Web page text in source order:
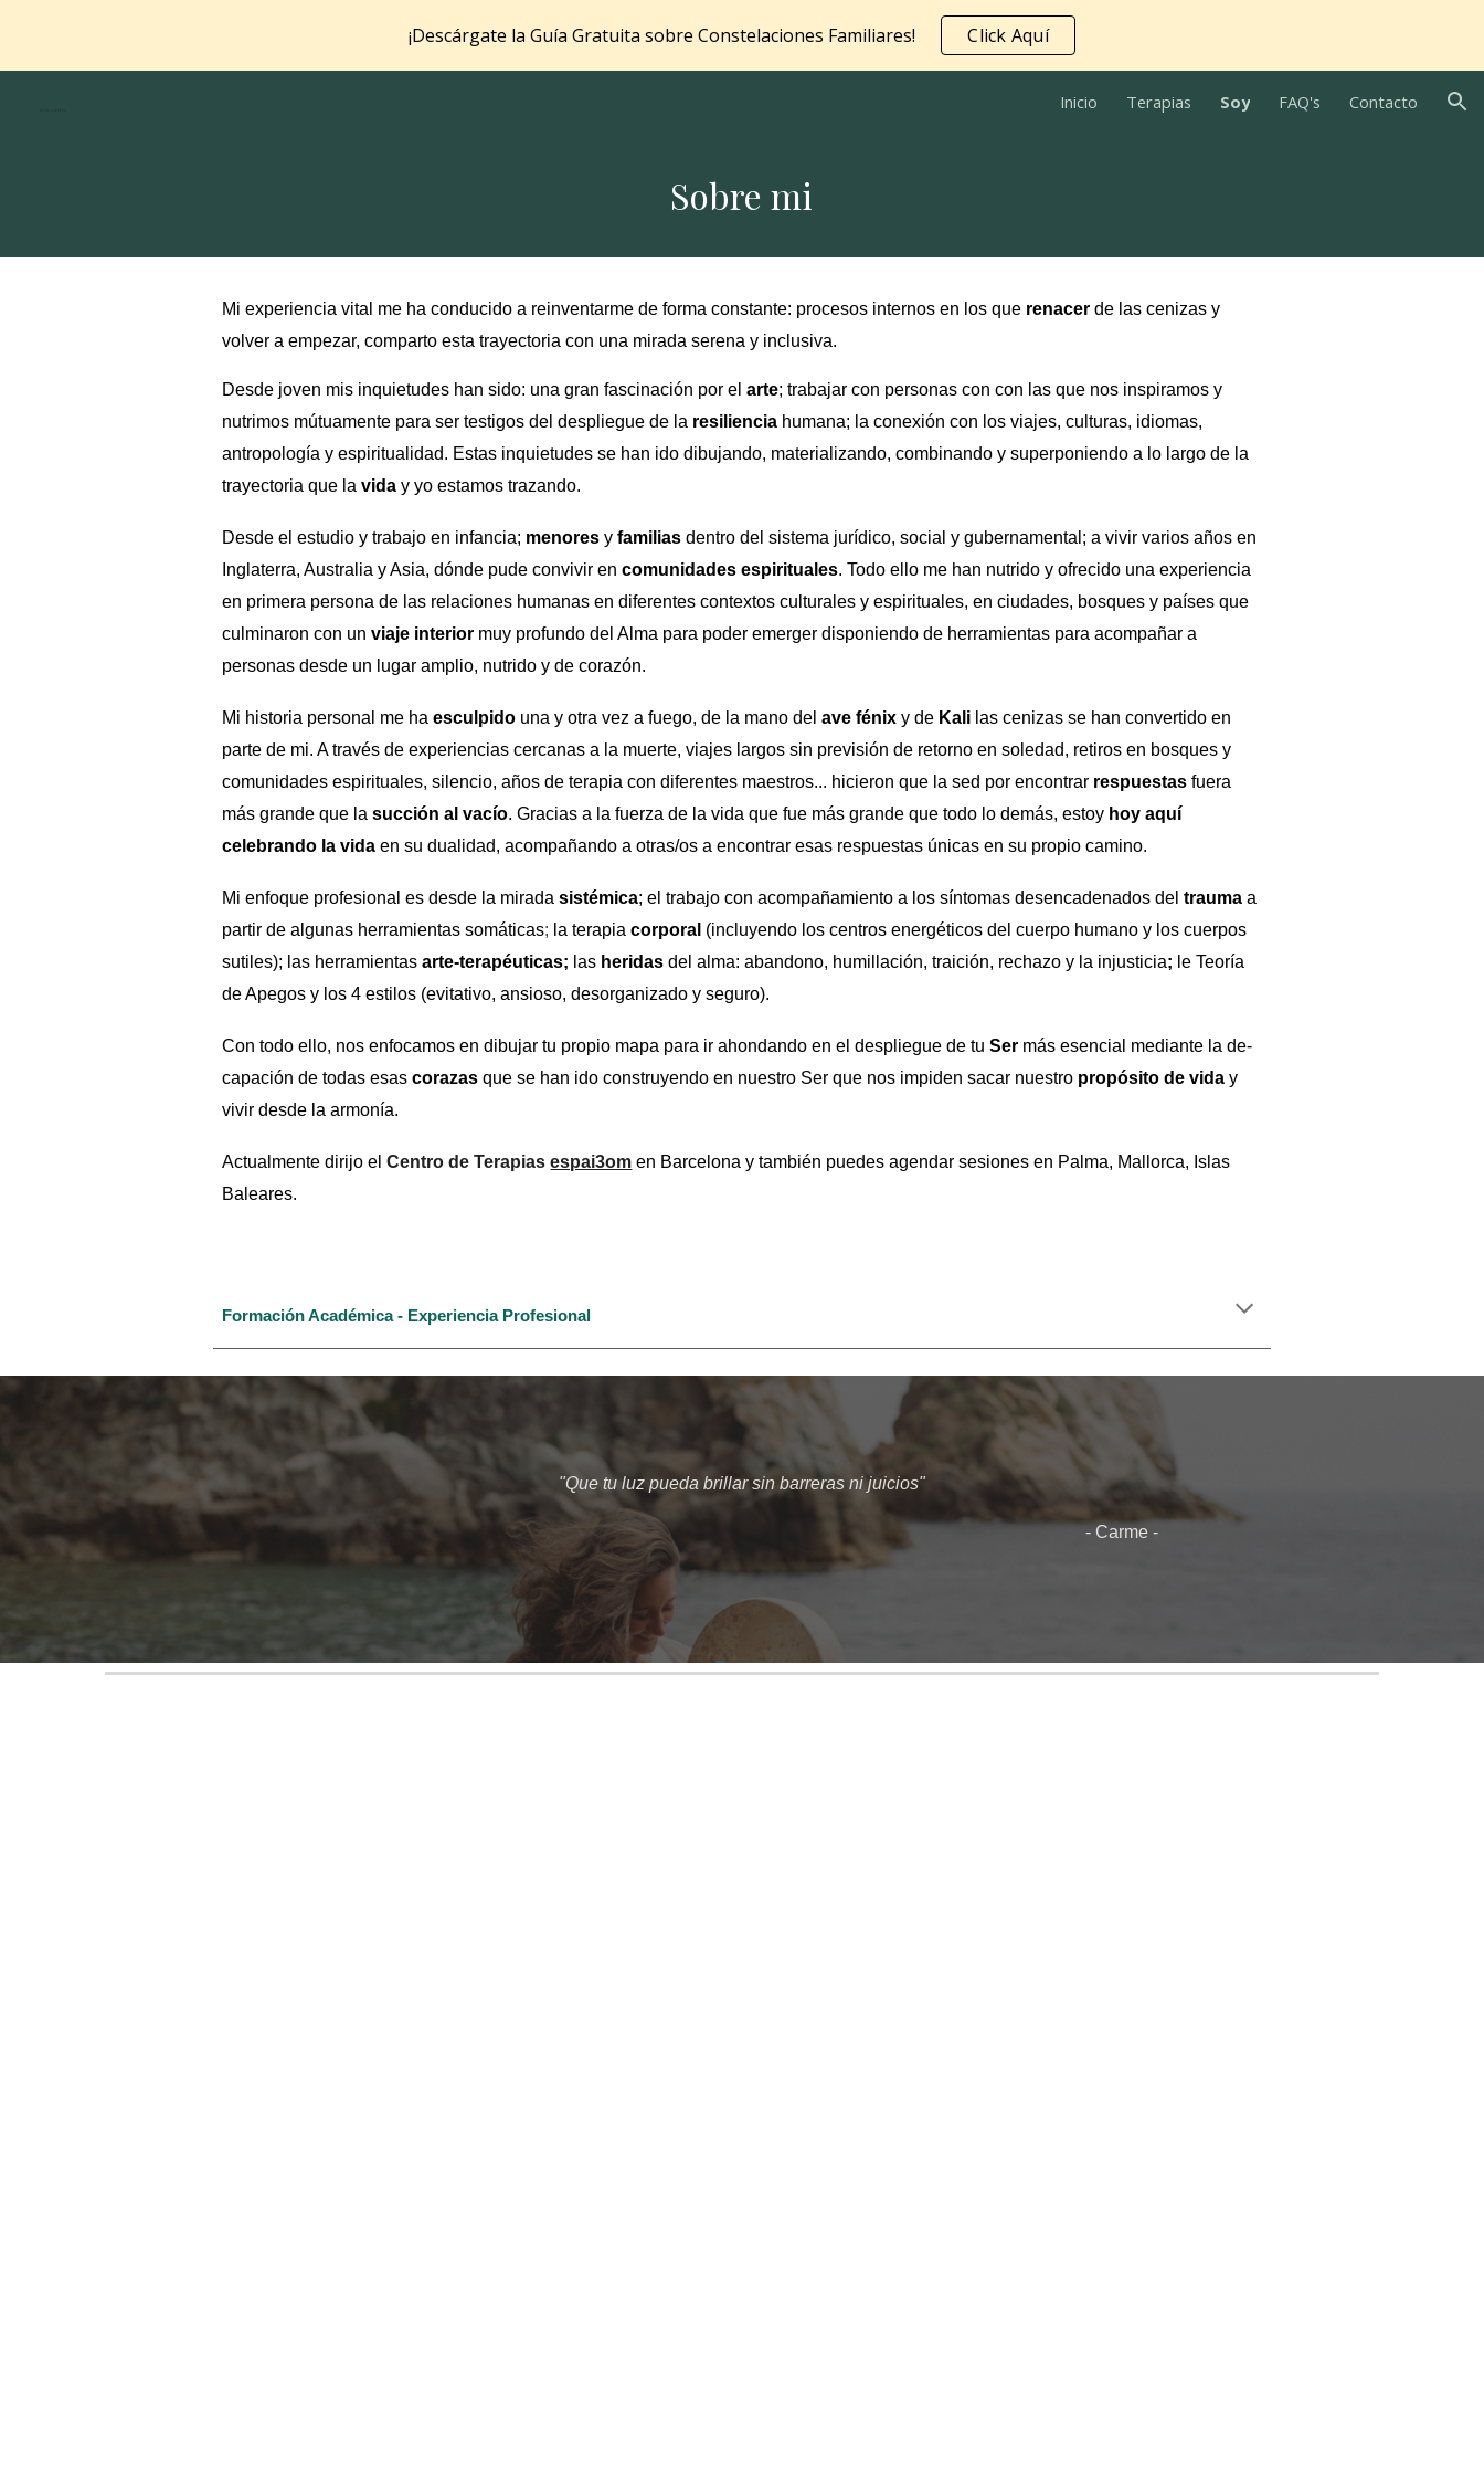
Skip to main content Skip to navigation
¡Descárgate la Guía Gratuita sobre Constelaciones Familiares! Click Aquí
Inicio Terapias Soy FAQ's Contacto
Sobre mi
Mi experiencia vital me ha conducido a reinventarme de forma constante: procesos internos en los que renacer de las cenizas y
volver a empezar, comparto esta trayectoria con una mirada serena y inclusiva.
Desde joven mis inquietudes han sido: una gran fascinación por elarte; trabajar con personas con con las que nos inspiramos y
nutrimos mútuamente para ser testigos del despliegue de la resiliencia humana; la conexión con los viajes, culturas, idiomas,
antropología y espiritualidad. Estas inquietudes se han ido dibujando, materializando, combinando y superponiendo a lo largo de la
trayectoria que lavida y yo estamos trazando.
Desde el estudio y trabajo en infancia; menores yfamilias dentro del sistema jurídico, social y gubernamental; a vivir varios años en
Inglaterra, Australia y Asia, dónde pude convivir encomunidades espirituales. Todo ello me han nutrido y ofrecido una experiencia
en primera persona de las relaciones humanas en diferentes contextos culturales y espirituales, en ciudades, bosques y países que
culminaron con unviaje interior muy profundo del Alma para poder emerger disponiendo de herramientas para acompañar a
personas desde un lugar amplio, nutrido y de corazón.
Mi historia personal me haesculpido una y otra vez a fuego, de la mano delave fénixy de Kali las cenizas se han convertido en
parte de mi. A través de experiencias cercanas a la muerte, viajes largos sin previsión de retorno en soledad, retiros en bosques y
comunidades espirituales, silencio, años de terapia con diferentes maestros... hicieron que la sed por encontrar respuestas fuera
más grande que lasucción al vacío. Gracias a la fuerza de la vida que fue más grande que todo lo demás, estoy hoy aquí
celebrando la vida en su dualidad, acompañando a otras/os a encontrar esas respuestas únicas en su propio camino.
Mi enfoque profesional es desde la miradasistémica; el trabajo con acompañamiento a los síntomas desencadenados deltrauma a
partir de algunas herramientas somáticas; la terapiacorporal (incluyendo los centros energéticos del cuerpo humano y los cuerpos
sutiles); las herramientasarte-terapéuticas; las heridas del alma: abandono, humillación, traición, rechazo y la injusticia; le Teoría
de Apegos y los 4 estilos (evitativo, ansioso, desorganizado y seguro).
Con todo ello, nos enfocamos en dibujar tu propio mapa para ir ahondando en el despliegue de tuSer más esencial mediante la de-
capación de todas esascorazas que se han ido construyendo en nuestro Ser que nos impiden sacar nuestro propósito de viday
vivir desde la armonía.
Actualmente dirijo elCentro de Terapiasespai3om en Barcelona y también puedes agendar sesiones en Palma, Mallorca, Islas
Baleares.
Formación Académica - Experiencia Profesional
"Que tu luz pueda brillar sin barreras ni juicios"
- Carme -